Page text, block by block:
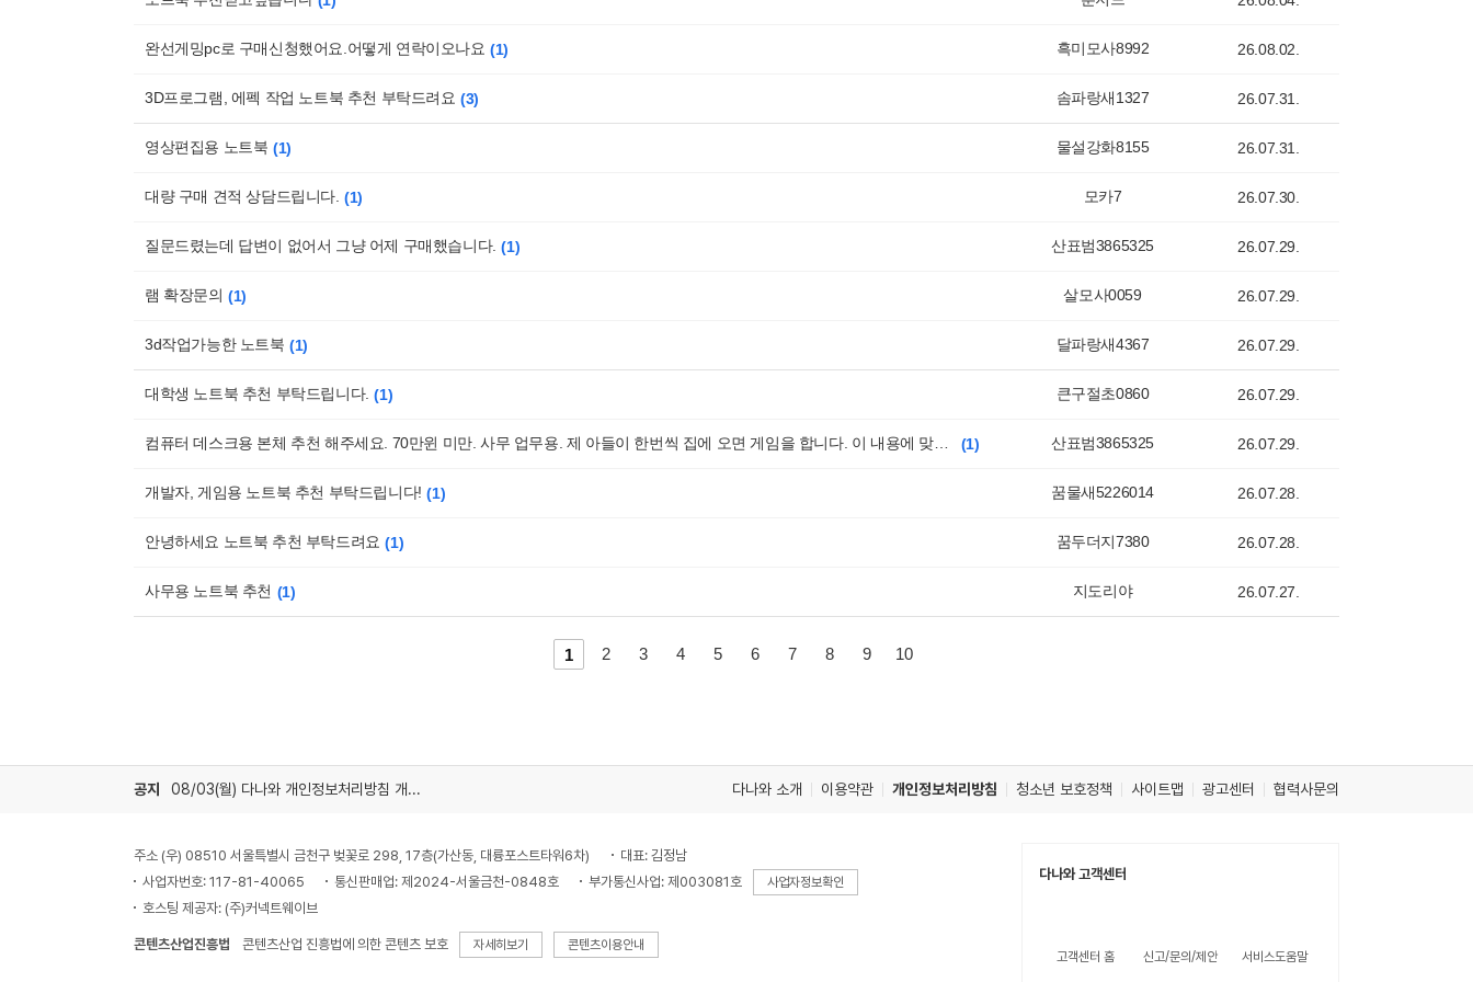
완선게밍pc로 구매신청했어요.어떻게 연락이오나요 1 흑미모사8992 26.08.02.
3D프로그램, 에펙 작업 노트북 추천 부탁드려요 3 솜파랑새1327 26.07.31.
영상편집용 노트북 1 물설강화8155 26.07.31.
대량 구매 견적 상담드립니다. 1 모카7 26.07.30.
질문드렸는데 답변이 없어서 그냥 어제 구매했습니다. 1 산표범3865325 26.07.29.
램 확장문의 1 살모사0059 26.07.29.
3d작업가능한 노트북 1 달파랑새4367 26.07.29.
대학생 노트북 추천 부탁드립니다. 1 큰구절초0860 26.07.29.
컴퓨터 데스크용 본체 추천 해주세요. 70만윈 미만. 사무 업무용. 제 아들이 한번씩 집에 오면 게임을 합니다. 이 내용에 맞게 추천 부탁드립니다 1 산표범3865325 26.07.29.
개발자, 게임용 노트북 추천 부탁드립니다! 1 꿈물새5226014 26.07.28.
안녕하세요 노트북 추천 부탁드려요 1 꿈두더지7380 26.07.28.
사무용 노트북 추천 1 지도리야 26.07.27.
1 2 3 4 5 6 7 8 9 10
공지 08/03(월) 다나와 개인정보처리방침 개정 안내 다나와 소개 이용약관 개인정보처리방침 청소년 보호정책 사이트맵 광고센터 협력사문의
주소 (우) 08510 서울특별시 금천구 벚꽃로 298, 17층(가산동, 대륭포스트타워6차)
대표: 김정남
사업자번호: 117-81-40065
통신판매업: 제2024-서울금천-0848호 부가통신사업: 제003081호 사업자정보확인
호스팅 제공자: (주)커넥트웨이브
콘텐츠산업진흥법 콘텐츠산업 진흥법에 의한 콘텐츠 보호 자세히보기 콘텐츠이용안내
다나와 고객센터
고객센터 홈 신고/문의/제안 서비스도움말